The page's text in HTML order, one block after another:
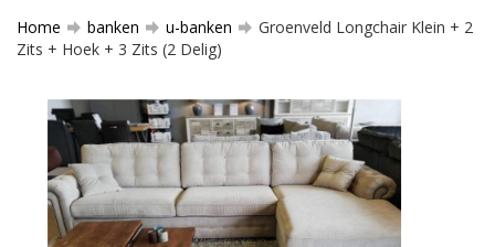
Home banken u-banken
Groenveld Longchair Klein + 2
Zits + Hoek + 3 Zits (2 Delig)